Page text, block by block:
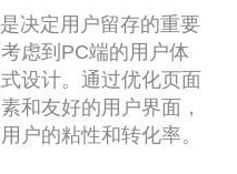
决定用户留存的重要
虑到PC端的用户体
设计。通过优化页面
和友好的用户界面，
户的粘性和转化率。